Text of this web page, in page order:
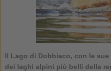
Il Lago di Dobbiaco, con le
dei laghi alpini più belli della